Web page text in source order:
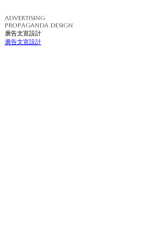
ADVERTISING
PROPAGANDA DESIGN
廣告文宣設計
廣告文宣設計